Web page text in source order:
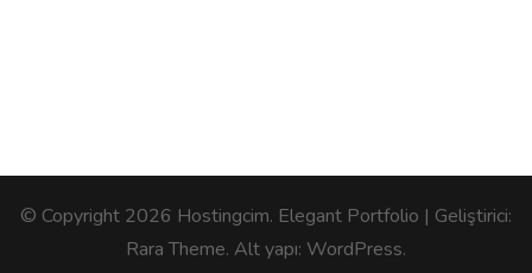
© Copyright 2026 Hostingcim. Elegant Portfolio | Geliştirici:
Rara Theme. Alt yapı: WordPress.